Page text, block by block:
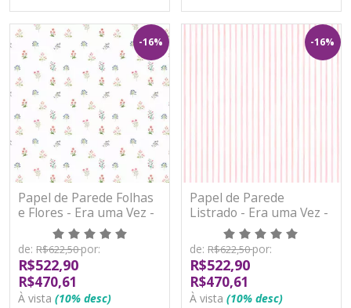
-16%
Papel de Parede Folhas
e Flores - Era uma Vez -
89952 - Vinílico
de: R$622,50por:
R$522,90
R$470,61
À vista (10% desc)
-16%
Papel de Parede
Listrado - Era uma Vez -
89969 - Vinílico
de: R$622,50por:
R$522,90
R$470,61
À vista (10% desc)